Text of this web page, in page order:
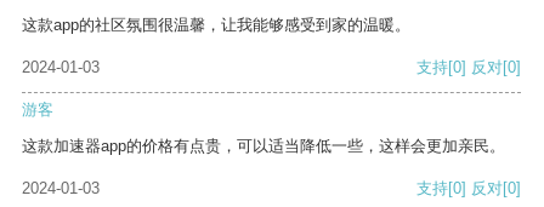
这款app的社区氛围很温馨，让我能够感受到家的温暖。
2024-01-03 支持[0] 反对[0]
游客
这款加速器app的价格有点贵，可以适当降低一些，这样会更加亲民。
2024-01-03 支持[0] 反对[0]